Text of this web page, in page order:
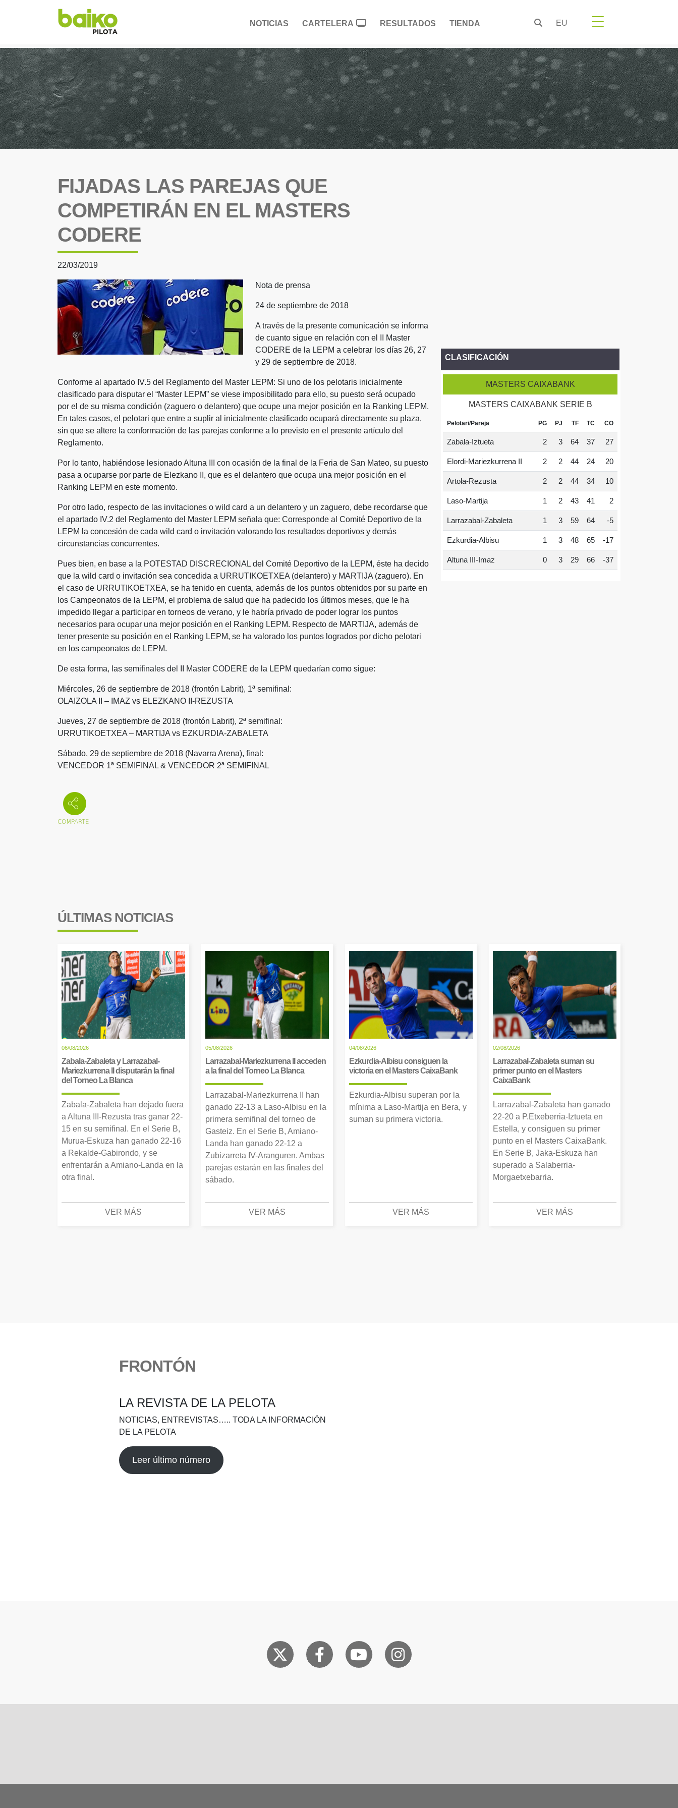
NOTICIAS CARTELERA RESULTADOS TIENDA EU
FIJADAS LAS PAREJAS QUE
COMPETIRÁN EN EL MASTERS
CODERE
22/03/2019
Nota de prensa
24 de septiembre de 2018
A través de la presente comunicación se informa
de cuanto sigue en relación con el II Master
CODERE de la LEPM a celebrar los días 26, 27
y 29 de septiembre de 2018.
Conforme al apartado IV.5 del Reglamento del Master LEPM: Si uno de los pelotaris inicialmente
clasificado para disputar el “Master LEPM” se viese imposibilitado para ello, su puesto será ocupado
por el de su misma condición (zaguero o delantero) que ocupe una mejor posición en la Ranking LEPM.
En tales casos, el pelotari que entre a suplir al inicialmente clasificado ocupará directamente su plaza,
sin que se altere la conformación de las parejas conforme a lo previsto en el presente artículo del
Reglamento.
Por lo tanto, habiéndose lesionado Altuna III con ocasión de la final de la Feria de San Mateo, su puesto
pasa a ocuparse por parte de Elezkano II, que es el delantero que ocupa una mejor posición en el
Ranking LEPM en este momento.
Por otro lado, respecto de las invitaciones o wild card a un delantero y un zaguero, debe recordarse que
el apartado IV.2 del Reglamento del Master LEPM señala que: Corresponde al Comité Deportivo de la
LEPM la concesión de cada wild card o invitación valorando los resultados deportivos y demás
circunstancias concurrentes.
Pues bien, en base a la POTESTAD DISCRECIONAL del Comité Deportivo de la LEPM, éste ha decido
que la wild card o invitación sea concedida a URRUTIKOETXEA (delantero) y MARTIJA (zaguero). En
el caso de URRUTIKOETXEA, se ha tenido en cuenta, además de los puntos obtenidos por su parte en
los Campeonatos de la LEPM, el problema de salud que ha padecido los últimos meses, que le ha
impedido llegar a participar en torneos de verano, y le habría privado de poder lograr los puntos
necesarios para ocupar una mejor posición en el Ranking LEPM. Respecto de MARTIJA, además de
tener presente su posición en el Ranking LEPM, se ha valorado los puntos logrados por dicho pelotari
en los campeonatos de LEPM.
De esta forma, las semifinales del II Master CODERE de la LEPM quedarían como sigue:
Miércoles, 26 de septiembre de 2018 (frontón Labrit), 1ª semifinal:
OLAIZOLA II – IMAZ vs ELEZKANO II-REZUSTA
Jueves, 27 de septiembre de 2018 (frontón Labrit), 2ª semifinal:
URRUTIKOETXEA – MARTIJA vs EZKURDIA-ZABALETA
Sábado, 29 de septiembre de 2018 (Navarra Arena), final:
VENCEDOR 1ª SEMIFINAL & VENCEDOR 2ª SEMIFINAL
CLASIFICACIÓN
MASTERS CAIXABANK
MASTERS CAIXABANK SERIE B
Pelotari/Pareja PG PJ TF TC CO
Zabala-Iztueta 2 3 64 37 27
Elordi-Mariezkurrena II 2 2 44 24 20
Artola-Rezusta 2 2 44 34 10
Laso-Martija 1 2 43 41 2
Larrazabal-Zabaleta 1 3 59 64 -5
Ezkurdia-Albisu 1 3 48 65 -17
Altuna III-Imaz 0 3 29 66 -37
ÚLTIMAS NOTICIAS
06/08/2026
Zabala-Zabaleta y Larrazabal-
Mariezkurrena II disputarán la final
del Torneo La Blanca
Zabala-Zabaleta han dejado fuera
a Altuna III-Rezusta tras ganar 22-
15 en su semifinal. En el Serie B,
Murua-Eskuza han ganado 22-16
a Rekalde-Gabirondo, y se
enfrentarán a Amiano-Landa en la
otra final.
VER MÁS
05/08/2026
Larrazabal-Mariezkurrena II acceden
a la final del Torneo La Blanca
Larrazabal-Mariezkurrena II han
ganado 22-13 a Laso-Albisu en la
primera semifinal del torneo de
Gasteiz. En el Serie B, Amiano-
Landa han ganado 22-12 a
Zubizarreta IV-Aranguren. Ambas
parejas estarán en las finales del
sábado.
VER MÁS
04/08/2026
Ezkurdia-Albisu consiguen la
victoria en el Masters CaixaBank
Ezkurdia-Albisu superan por la
mínima a Laso-Martija en Bera, y
suman su primera victoria.
VER MÁS
02/08/2026
Larrazabal-Zabaleta suman su
primer punto en el Masters
CaixaBank
Larrazabal-Zabaleta han ganado
22-20 a P.Etxeberria-Iztueta en
Estella, y consiguen su primer
punto en el Masters CaixaBank.
En Serie B, Jaka-Eskuza han
superado a Salaberria-
Morgaetxebarria.
VER MÁS
FRONTÓN
LA REVISTA DE LA PELOTA
NOTICIAS, ENTREVISTAS….. TODA LA INFORMACIÓN
DE LA PELOTA
Leer último número